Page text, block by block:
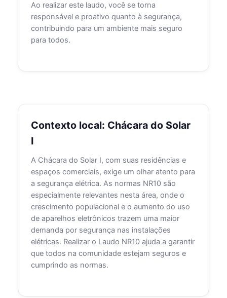
Ao realizar este laudo, você se torna
responsável e proativo quanto à segurança,
contribuindo para um ambiente mais seguro
para todos.
Contexto local: Chácara do Solar
I
A Chácara do Solar I, com suas residências e
espaços comerciais, exige um olhar atento para
a segurança elétrica. As normas NR10 são
especialmente relevantes nesta área, onde o
crescimento populacional e o aumento do uso
de aparelhos eletrônicos trazem uma maior
demanda por segurança nas instalações
elétricas. Realizar o Laudo NR10 ajuda a garantir
que todos na comunidade estejam seguros e
cumprindo as normas.